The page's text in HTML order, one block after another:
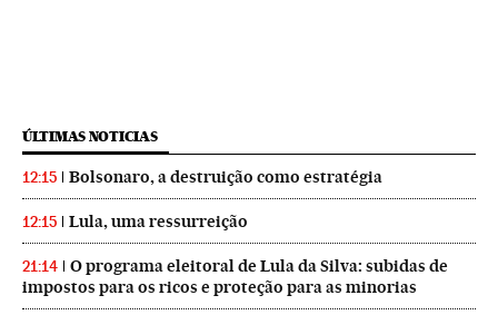
ÚLTIMAS NOTICIAS
12:15 Bolsonaro, a destruição como estratégia
12:15 Lula, uma ressurreição
21:14
O programa eleitoral de Lula da Silva: subidas de
impostos para os ricos e proteção para as minorias